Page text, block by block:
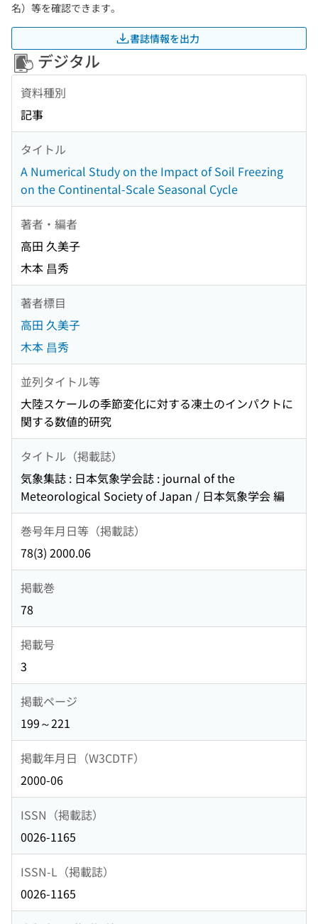
名）等を確認できます。
書誌情報を出力
デジタル
資料種別
記事
タイトル
A Numerical Study on the Impact of Soil Freezing
on the Continental-Scale Seasonal Cycle
著者・編者
高田 久美子
木本 昌秀
著者標目
高田 久美子
木本 昌秀
並列タイトル等
大陸スケールの季節変化に対する凍土のインパクトに
関する数値的研究
タイトル（掲載誌）
気象集誌 : 日本気象学会誌 : journal of the
Meteorological Society of Japan / 日本気象学会 編
巻号年月日等（掲載誌）
78(3) 2000.06
掲載巻
78
掲載号
3
掲載ページ
199～221
掲載年月日（W3CDTF）
2000-06
ISSN（掲載誌）
0026-1165
ISSN-L（掲載誌）
0026-1165